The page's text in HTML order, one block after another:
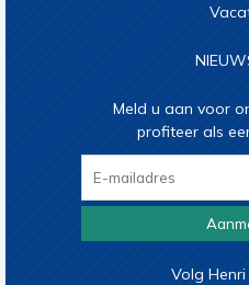
Meld u aan voor
profiteer als
Volg Henri